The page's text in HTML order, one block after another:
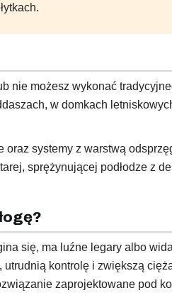
nie możesz wykonać
w domkach
systemy z warstwą
sprężynującej podłodze z
się, ma luźne legary albo
kontrolę i zwiększą
zaprojektowane pod